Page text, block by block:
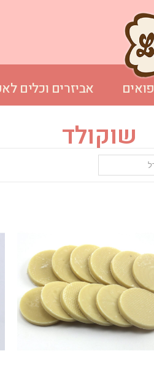
אביזרים וכלים
שוקולד